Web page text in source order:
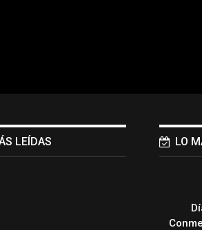
LEÍDAS LO